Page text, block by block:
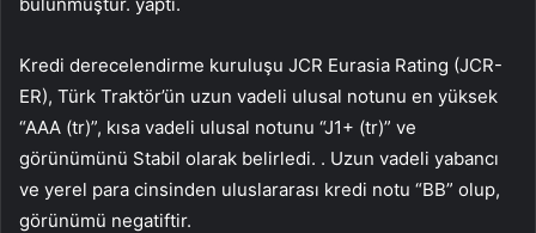
Kredi derecelendirme kuruluşu JCR Eurasia Rating (JCR-
ER), Türk Traktör’ün uzun vadeli ulusal notunu en yüksek
“AAA (tr)”, kısa vadeli ulusal notunu “J1+ (tr)” ve
görünümünü Stabil olarak belirledi. . Uzun vadeli yabancı
ve yerel para cinsinden uluslararası kredi notu “BB” olup,
görünümü negatiftir.